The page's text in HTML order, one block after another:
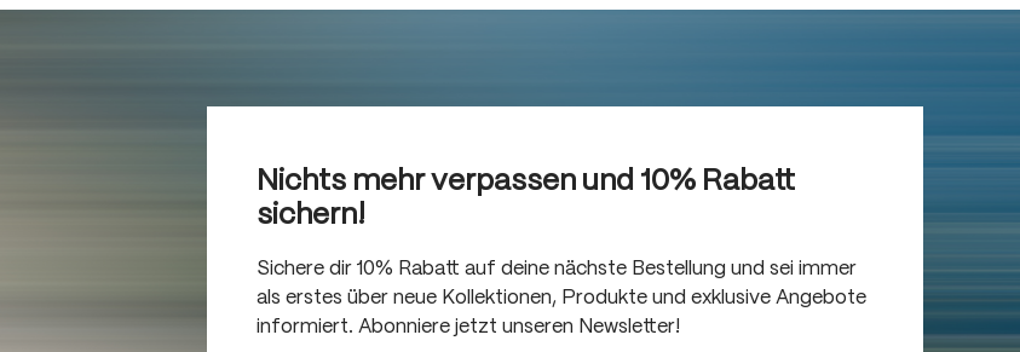
Nichts mehr verpassen und 10% Rabatt
sichern!
Sichere dir 10% Rabatt auf deine nächste Bestellung und sei immer
als erstes über neue Kollektionen, Produkte und exklusive Angebote
informiert. Abonniere jetzt unseren Newsletter!